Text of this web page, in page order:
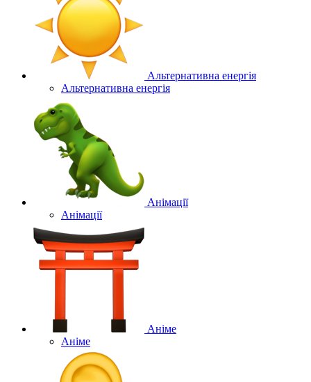
Альтернативна енергія
Альтернативна енергія
Анімації
Анімації
Аніме
Аніме